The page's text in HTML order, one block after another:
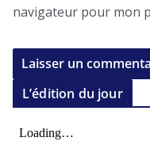
navigateur pour mon
L’édition du jour